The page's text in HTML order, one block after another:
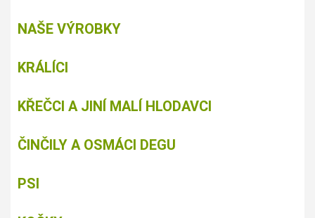
NAŠE VÝROBKY
KRÁLÍCI
KŘEČCI A JINÍ MALÍ HLODAVCI
ČINČILY A OSMÁCI DEGU
PSI